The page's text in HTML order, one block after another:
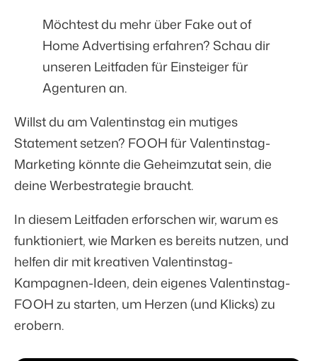
Möchtest du mehr über Fake out of
Home Advertising erfahren? Schau dir
unseren Leitfaden für Einsteiger für
Agenturenan.
Willst du am Valentinstag ein mutiges
Statement setzen? FOOH für Valentinstag-
Marketing könnte die Geheimzutat sein, die
deine Werbestrategie braucht.
In diesem Leitfaden erforschen wir, warum es
funktioniert, wie Marken es bereits nutzen, und
helfen dir mit kreativen Valentinstag-
Kampagnen-Ideen, dein eigenes Valentinstag-
FOOH zu starten, um Herzen (und Klicks) zu
erobern.